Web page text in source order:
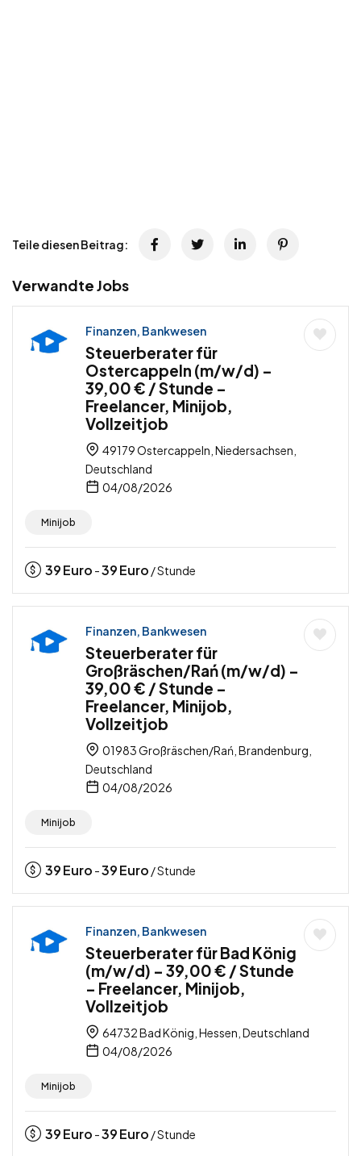
Teile diesen Beitrag:
Verwandte Jobs
Finanzen, Bankwesen
Steuerberater für
Ostercappeln (m/w/d) –
39,00 € / Stunde –
Freelancer, Minijob,
Vollzeitjob
49179 Ostercappeln, Niedersachsen,
Deutschland
04/08/2026
Minijob
39Euro -39Euro / Stunde
Finanzen, Bankwesen
Steuerberater für
Großräschen/Rań (m/w/d) –
39,00 € / Stunde –
Freelancer, Minijob,
Vollzeitjob
01983 Großräschen/Rań, Brandenburg,
Deutschland
04/08/2026
Minijob
39Euro -39Euro / Stunde
Finanzen, Bankwesen
Steuerberater für Bad König
(m/w/d) – 39,00 € / Stunde
– Freelancer, Minijob,
Vollzeitjob
64732 Bad König, Hessen, Deutschland
04/08/2026
Minijob
39Euro -39Euro / Stunde